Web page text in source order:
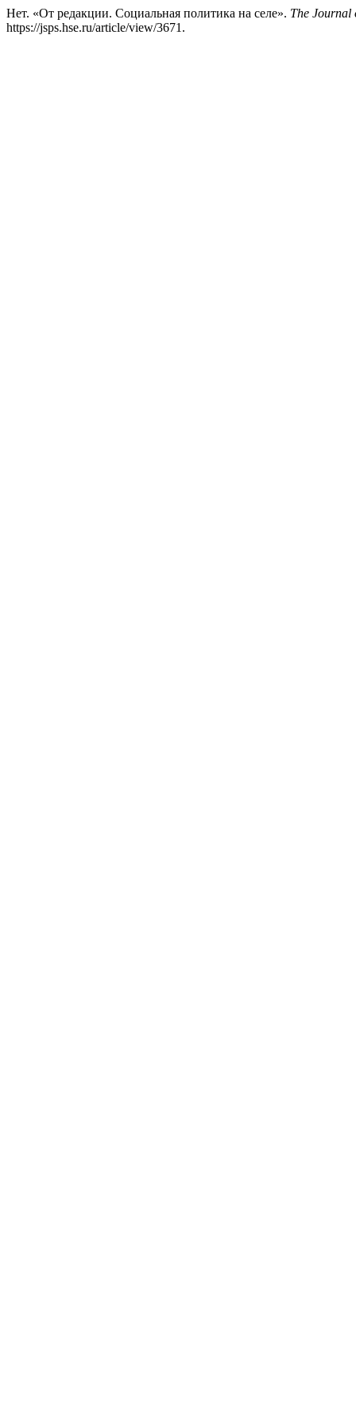
Нет. «От редакции. Социальная политика на селе». The Journal
https://jsps.hse.ru/article/view/3671.